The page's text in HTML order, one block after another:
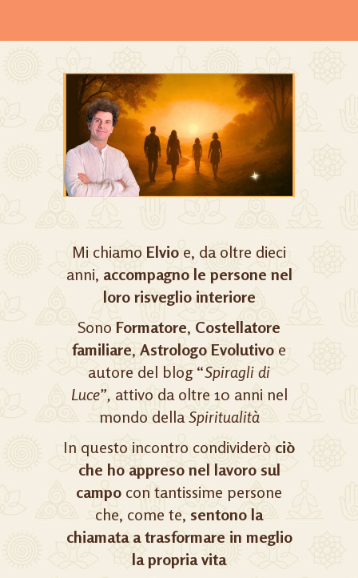
Mi chiamo Elvio e, da oltre dieci
anni, accompagno le persone nel
loro risveglio interiore
SonoFormatore, Costellatore
familiare, Astrologo Evolutivo e
autore del blog “Spiragli di
Luce”, attivo da oltre 10 anni nel
mondo della Spiritualità
In questo incontro condividerò ciò
che ho appreso nel lavoro sul
campo con tantissime persone
che, come te, sentono la
chiamata a trasformare in meglio
la propria vita